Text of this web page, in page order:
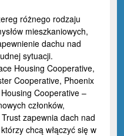
różnego rodzaju
mieszkaniowych,
dachu nad
sytuacji.
Housing Cooperative,
Cooperative, Phoenix
Cooperative –
członków,
zapewnia dach nad
chcą włączyć się w